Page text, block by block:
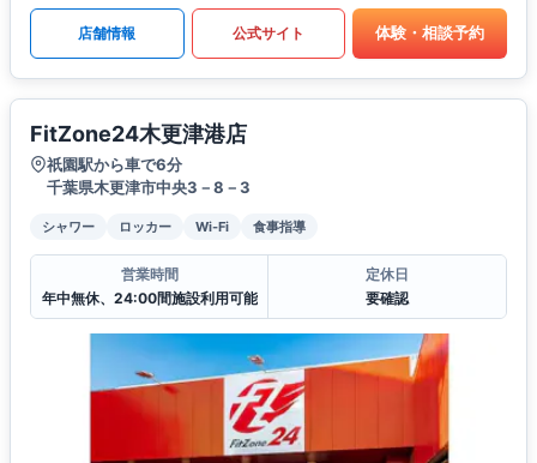
店舗情報 公式サイト 体験・相談予約
FitZone24木更津港店
祇園駅から車で6分
千葉県木更津市中央3－8－3
シャワー ロッカー Wi-Fi 食事指導
営業時間
年中無休、24:00間施設利用可能
定休日
要確認